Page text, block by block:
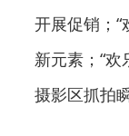
开展促销；
新元素；“
摄影区抓拍